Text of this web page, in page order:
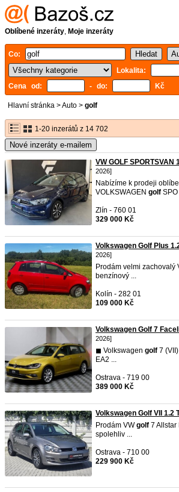
Oblíbené inzeráty, Moje inzeráty
Co:
Lokalita:
Cena od:
- do: Kč
Hlavní stránka >Auto > golf
1-20 inzerátů z 14 702
Nové inzeráty e-mailem
VW GOLF SPORTSVAN
2026]
Nabízíme k prodeji
VOLKSWAGEN golf SPO
Zlín - 760 01
329 000 Kč
Volkswagen Golf Plus
2026]
Prodám velmi zachovalý
benzínový ...
Kolín - 282 01
109 000 Kč
Volkswagen Golf 7
2026]
◼︎ Volkswagen golf 7
EA2 ...
Ostrava - 719 00
389 000 Kč
Volkswagen Golf VII 1.2
Prodám VWgolf 7 Allstar
spolehliv ...
Ostrava - 710 00
229 900 Kč